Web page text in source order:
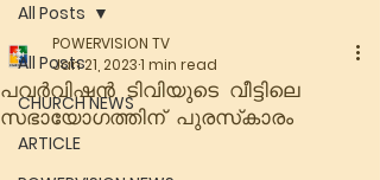
All Posts
CHURCH NEWS
ARTICLE
All Posts
പവർവിഷൻ ടിവിയുടെ വീട്ടിലെ
സഭായോഗത്തിന് പുരസ്‌കാരം
POWERVISION TV
Jan 21, 20231 min read